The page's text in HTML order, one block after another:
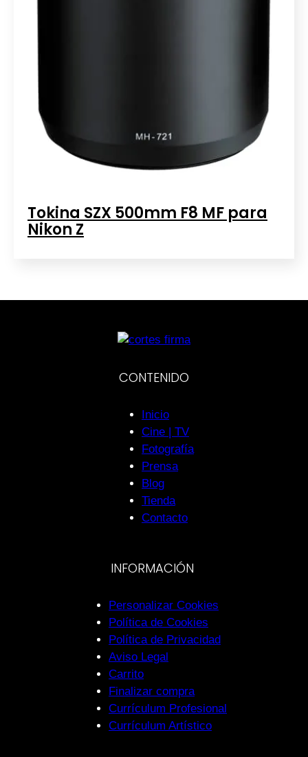
Tokina SZX 500mm F8 MF para
Nikon Z
CONTENIDO
Inicio
Cine | TV
Fotografía
Prensa
Blog
Tienda
Contacto
INFORMACIÓN
Personalizar Cookies
Política de Cookies
Política de Privacidad
Aviso Legal
Carrito
Finalizar compra
Currículum Profesional
Currículum Artístico